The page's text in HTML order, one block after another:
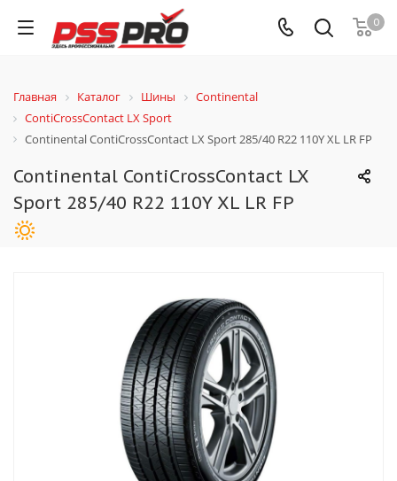
0
Главная Каталог Шины
Continental
ContiCrossContact LX Sport
Continental ContiCrossContact LX Sport 285/40 R22 110Y XL LR FP
Continental ContiCrossContact LX
Sport 285/40 R22 110Y XL LR FP